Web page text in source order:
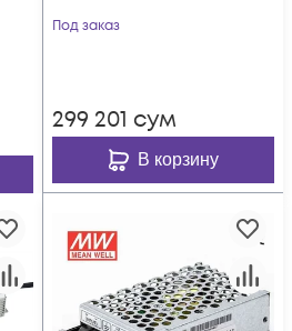
Под заказ
299 201 сум
В корзину